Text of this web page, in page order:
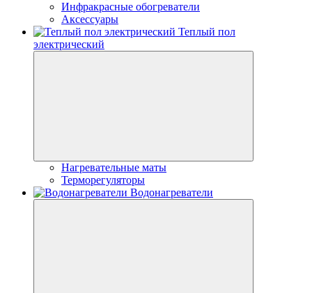
Инфракрасные обогреватели
Аксессуары
Теплый пол
электрический
Нагревательные маты
Терморегуляторы
Водонагреватели